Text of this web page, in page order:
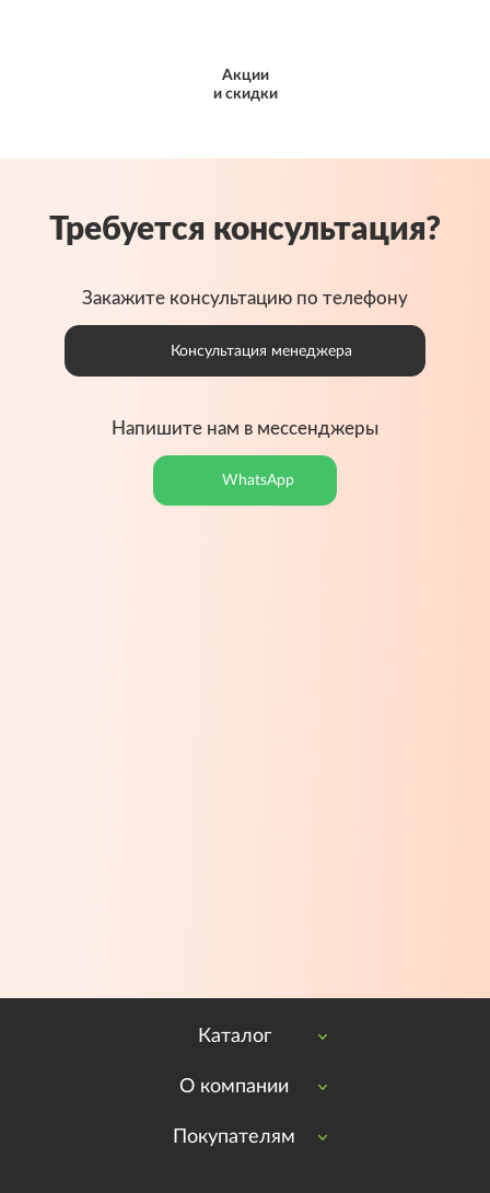
Акции
и скидки
Требуется консультация?
Закажите консультацию по телефону
Консультация менеджера
Напишите нам в мессенджеры
WhatsApp
Каталог
О компании
Покупателям